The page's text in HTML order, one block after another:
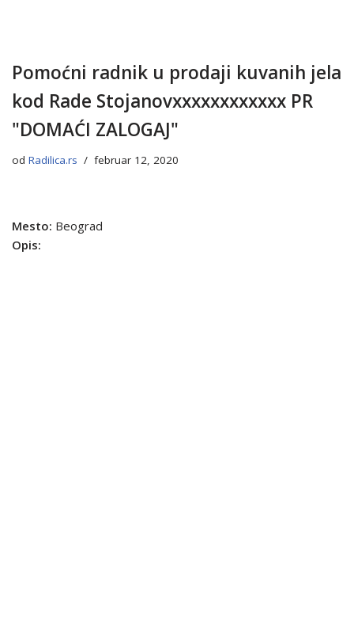
Pomoćni radnik u prodaji kuvanih jela
kod Rade Stojanovxxxxxxxxxxxx PR
"DOMAĆI ZALOGAJ"
od Radilica.rs februar 12, 2020
Mesto: Beograd
Opis: